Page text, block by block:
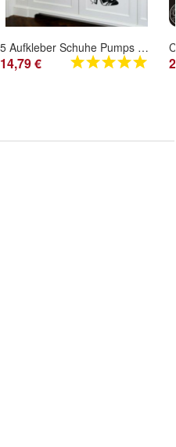
5 Aufkleber Schuhe Pumps Schmetterling Set 5a High Heels Schuhschrank Wandtattoo
14,79 €